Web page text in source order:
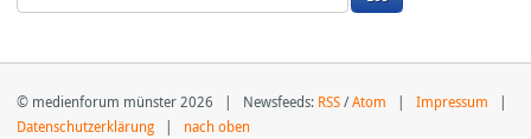
© medienforum münster 2026 | Newsfeeds: RSS/Atom | Impressum |
Datenschutzerklärung | nach oben